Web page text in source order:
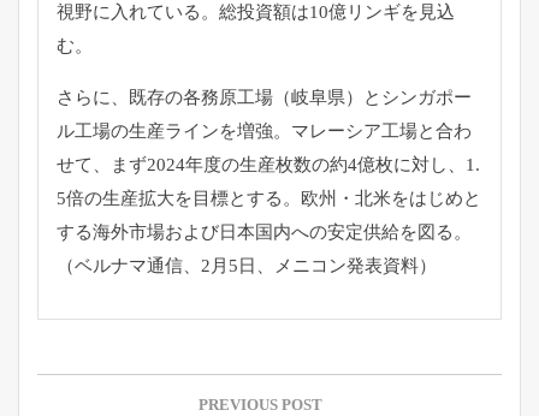
視野に入れている。 総投資額は10億リンギを見込
む。
さらに、既存の各務原工場（岐阜県）
とシンガポー
ル工場の生産ラインを増強。 マレーシア工場と合わ
せて、
まず2024年度の生産枚数の約4億枚に対し、1.
5倍の生産拡大を目標とする。欧州・ 北米をはじめと
する海外市場および日本国内への安定供給を図る。
（ベルナマ通信、2月5日、メニコン発表資料）
投
PREVIOUS POST